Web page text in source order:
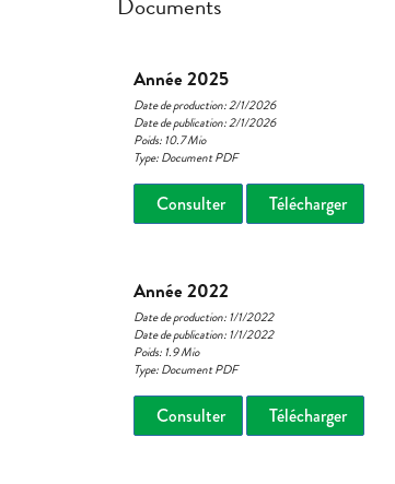
Année 2025
Date de production: 2/1/2026
Date de publication: 2/1/2026
Poids: 10.7 Mio
Type: Document PDF
Consulter Télécharger
Année 2022
Date de production: 1/1/2022
Date de publication: 1/1/2022
Poids: 1.9 Mio
Type: Document PDF
Consulter Télécharger